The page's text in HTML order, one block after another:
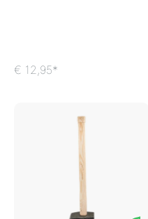
€ 12,95*